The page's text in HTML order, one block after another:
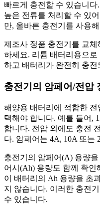
빠르게 충전할 수 있습니
높은 전류를 처리할 수 있
만, 올바른 충전기를 사용
제조사 정품 충전기를 교
하세요. 리튬 배터리용으
하고 배터리가 완전히 충
충전기의 암페어/전압
해양용 배터리에 적합한
택해야 합니다. 예를 들어,
합니다. 전압 외에도 충전
다. 암페어는 4A, 10A 또는
충전기의 암페어(A) 용량
어시(Ah) 용량도 함께 확
이 배터리의 Ah 용량을 초
지 않습니다. 이러한 충전
수 있습니다.